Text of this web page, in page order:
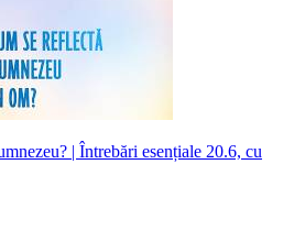
| Întrebări esențiale 20.6, cu